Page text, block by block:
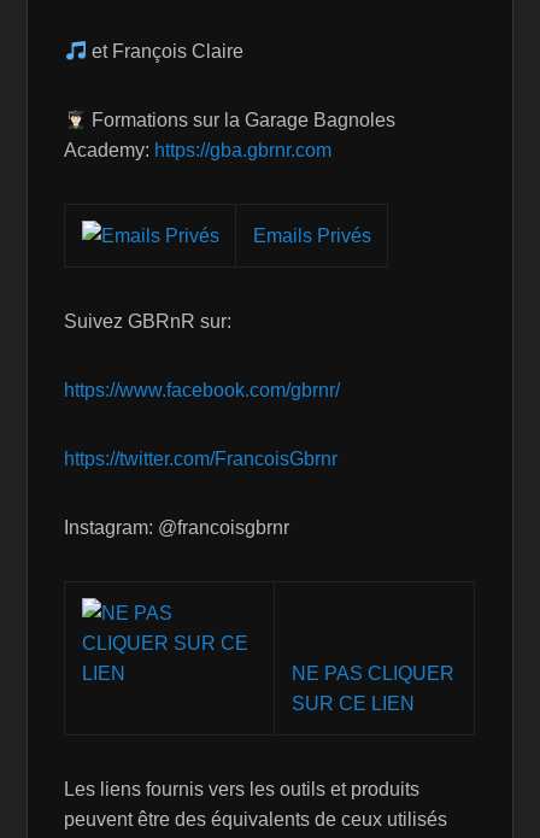
et François Claire
Formations sur la Garage Bagnoles
Academy: https://gba.gbrnr.com
Emails Privés
Suivez GBRnR sur:
https://www.facebook.com/gbrnr/
https://twitter.com/FrancoisGbrnr
Instagram: @francoisgbrnr
NE PAS CLIQUER
SUR CE LIEN
Les liens fournis vers les outils et produits
peuvent être des équivalents de ceux utilisés